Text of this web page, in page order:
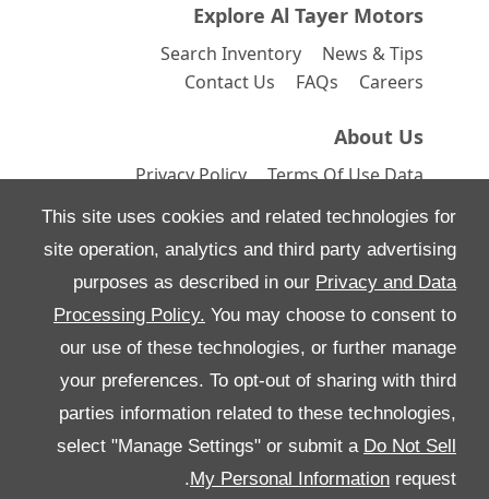
This site uses cookies and related technologies for
site operation, analytics and third party advertising
purposes as described in our Privacy and Data
Processing Policy. You may choose to consent to
our use of these technologies, or further manage
your preferences. To opt-out of sharing with third
parties information related to these technologies,
select "Manage Settings" or submit a Do Not Sell
My Personal Information request.
Explore Al Tayer Motors
Search Inventory
News & Tips
Contact Us
FAQs Careers
About Us
Privacy Policy Terms Of UseData
All Rights Reserved
Follow بريمير موتورز